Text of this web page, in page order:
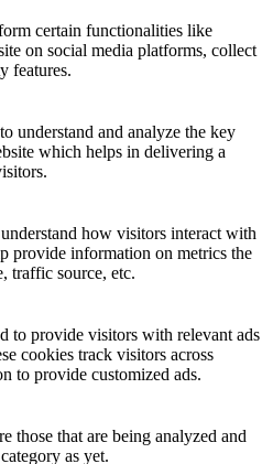
certain functionalities like
on social media platforms, collect
features.
understand and analyze the key
which helps in delivering a
how visitors interact with
provide information on metrics the
traffic source, etc.
to provide visitors with relevant ads
cookies track visitors across
to provide customized ads.
those that are being analyzed and
as yet.